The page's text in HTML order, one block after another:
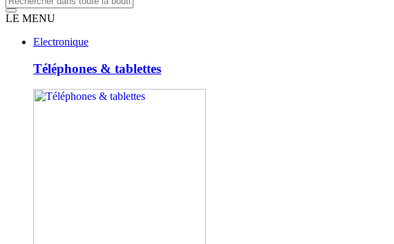
LE MENU
Electronique
Téléphones & tablettes